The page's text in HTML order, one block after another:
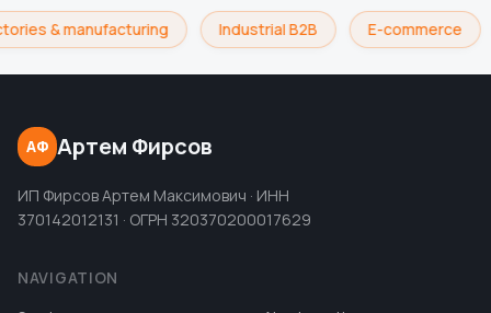
& manufacturing Industrial B2B E-commerce
АФ Артем Фирсов
ИП Фирсов Артем Максимович · ИНН
370142012131 · ОГРН 320370200017629
NAVIGATION